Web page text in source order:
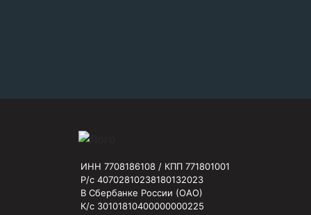
ИНН 7708186108 / КПП 771801001
Р/с 40702810238180132023
В Сбербанке России (ОАО)
К/с 30101810400000000225